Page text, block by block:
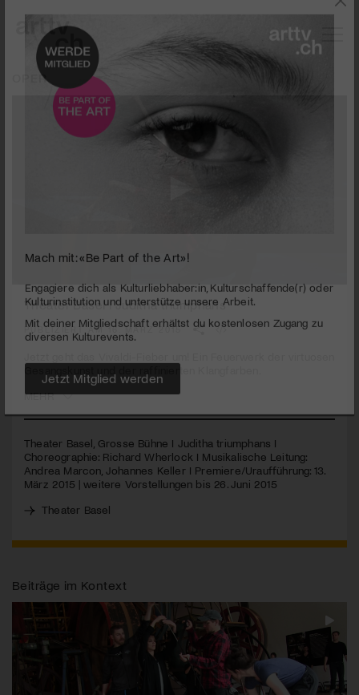
OPER
seconds
minutes,
seconds
Theater Basel I Juditha triumphans
PUBLIZIERT AM 16. MÄRZ 2015
MEHR
Theater Basel, Grosse Bühne I Juditha triumphans I
Choreographie: Richard Wherlock I Musikalische Leitung:
Andrea Marcon, Johannes Keller I Premiere/Uraufführung: 13.
März 2015 | weitere Vorstellungen bis 26. Juni 2015
Theater Basel
Beiträge im Kontext
Engagiere dich als Kulturliebhaber:in, Kulturschaffende(r) oder
Kulturinstitution und unterstütze unsere Arbeit.
Mit deiner Mitgliedschaft erhältst du kostenlosen Zugang zu
Jetzt Mitglied werden